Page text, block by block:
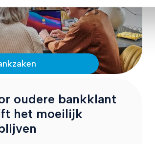
oudere bankklant
het moeilijk